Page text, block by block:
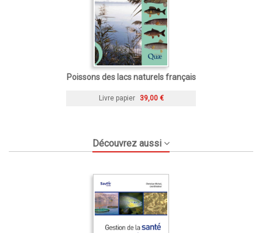
Poissons des lacs naturels français
Livre papier 39,00 €
Découvrez aussi